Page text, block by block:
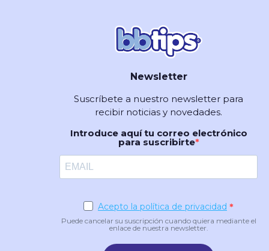
Newsletter
Suscríbete a nuestro newsletter para
recibir noticias y novedades.
Introduce aquí tu correo electrónico
para suscribirte
Acepto la política de privacidad
Puede cancelar su suscripción cuando quiera mediante el
enlace de nuestra newsletter.